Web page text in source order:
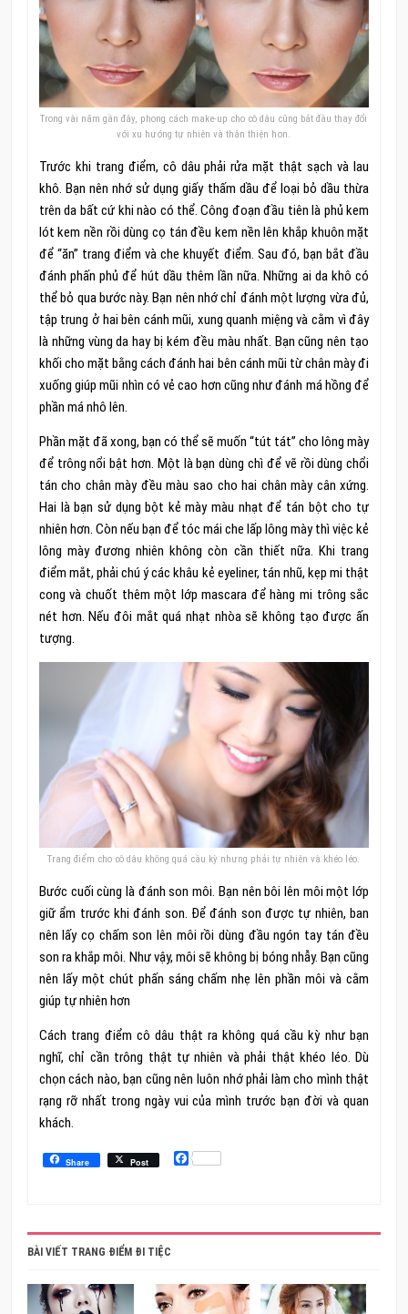
Trong vài năm gần đây, phong cách make-up cho cô dâu cũng bắt đầu thay đổi
với xu hướng tự nhiên và thân thiện hơn.
Trước khi trang điểm, cô dâu phải rửa mặt thật sạch và lau
khô. Bạn nên nhớ sử dụng giấy thấm dầu để loại bỏ dầu thừa
trên da bất cứ khi nào có thể. Công đoạn đầu tiên là phủ kem
lót kem nền rồi dùng cọ tán đều kem nền lên khắp khuôn mặt
để “ăn” trang điểm và che khuyết điểm. Sau đó, bạn bắt đầu
đánh phấn phủ để hút dầu thêm lần nữa. Những ai da khô có
thể bỏ qua bước này. Bạn nên nhớ chỉ đánh một lượng vừa đủ,
tập trung ở hai bên cánh mũi, xung quanh miệng và cằm vì đây
là những vùng da hay bị kém đều màu nhất. Bạn cũng nên tạo
khối cho mặt bằng cách đánh hai bên cánh mũi từ chân mày đi
xuống giúp mũi nhìn có vẻ cao hơn cũng như đánh má hồng để
phần má nhô lên.
Phần mặt đã xong, bạn có thể sẽ muốn “tút tát” cho lông mày
để trông nổi bật hơn. Một là bạn dùng chì để vẽ rồi dùng chổi
tán cho chân mày đều màu sao cho hai chân mày cân xứng.
Hai là bạn sử dụng bột kẻ mày màu nhạt để tán bột cho tự
nhiên hơn. Còn nếu bạn để tóc mái che lấp lông mày thì việc kẻ
lông mày đương nhiên không còn cần thiết nữa. Khi trang
điểm mắt, phải chú ý các khâu kẻ eyeliner, tán nhũ, kẹp mi thật
cong và chuốt thêm một lớp mascara để hàng mi trông sắc
nét hơn. Nếu đôi mắt quá nhạt nhòa sẽ không tạo được ấn
tượng.
Trang điểm cho cô dâu không quá cầu kỳ nhưng phải tự nhiên và khéo léo.
Bước cuối cùng là đánh son môi. Bạn nên bôi lên môi một lớp
giữ ẩm trước khi đánh son. Để đánh son được tự nhiên, ban
nên lấy cọ chấm son lên môi rồi dùng đầu ngón tay tán đều
son ra khắp môi. Như vậy, môi sẽ không bị bóng nhẫy. Bạn cũng
nên lấy một chút phấn sáng chấm nhẹ lên phần môi và cằm
giúp tự nhiên hơn
Cách trang điểm cô dâu thật ra không quá cầu kỳ như bạn
nghĩ, chỉ cần trông thật tự nhiên và phải thật khéo léo. Dù
chọn cách nào, bạn cũng nên luôn nhớ phải làm cho mình thật
rạng rỡ nhất trong ngày vui của mình trước bạn đời và quan
khách.
Share Post Facebook
BÀI VIẾT TRANG ĐIỂM ĐI TIỆC